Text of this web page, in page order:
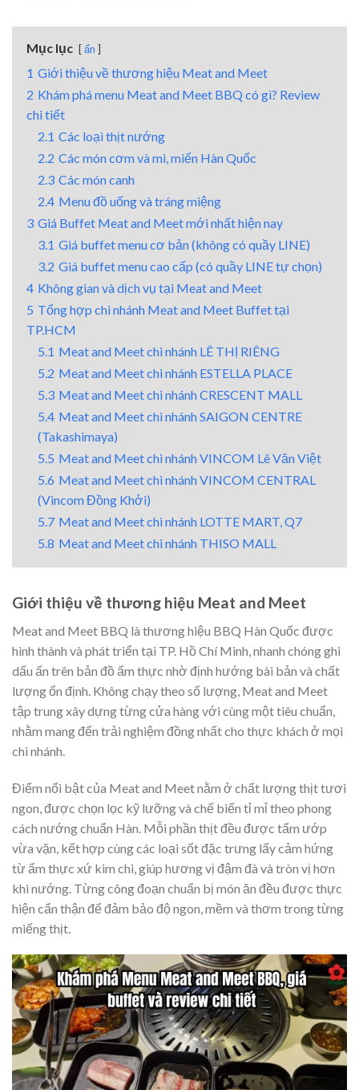
Mục lục ẩn
1 Giới thiệu về thương hiệu Meat and Meet
2 Khám phá menu Meat and Meet BBQ có gì? Review
chi tiết
2.1 Các loại thịt nướng
2.2 Các món cơm và mì, miến Hàn Quốc
2.3 Các món canh
2.4 Menu đồ uống và tráng miệng
3 Giá Buffet Meat and Meet mới nhất hiện nay
3.1 Giá buffet menu cơ bản (không có quầy LINE)
3.2 Giá buffet menu cao cấp (có quầy LINE tự chọn)
4 Không gian và dịch vụ tại Meat and Meet
5 Tổng hợp chi nhánh Meat and Meet Buffet tại
TP.HCM
5.1 Meat and Meet chi nhánh LÊ THỊ RIÊNG
5.2 Meat and Meet chi nhánh ESTELLA PLACE
5.3 Meat and Meet chi nhánh CRESCENT MALL
5.4 Meat and Meet chi nhánh SAIGON CENTRE
(Takashimaya)
5.5 Meat and Meet chi nhánh VINCOM Lê Văn Việt
5.6 Meat and Meet chi nhánh VINCOM CENTRAL
(Vincom Đồng Khởi)
5.7 Meat and Meet chi nhánh LOTTE MART, Q7
5.8 Meat and Meet chi nhánh THISO MALL
Giới thiệu về thương hiệu Meat and Meet
Meat and Meet BBQ là thương hiệu BBQ Hàn Quốc được
hình thành và phát triển tại TP. Hồ Chí Minh, nhanh chóng ghi
dấu ấn trên bản đồ ẩm thực nhờ định hướng bài bản và chất
lượng ổn định. Không chạy theo số lượng, Meat and Meet
tập trung xây dựng từng cửa hàng với cùng một tiêu chuẩn,
nhằm mang đến trải nghiệm đồng nhất cho thực khách ở mọi
chi nhánh.
Điểm nổi bật của Meat and Meet nằm ở chất lượng thịt tươi
ngon, được chọn lọc kỹ lưỡng và chế biến tỉ mỉ theo phong
cách nướng chuẩn Hàn. Mỗi phần thịt đều được tẩm ướp
vừa vặn, kết hợp cùng các loại sốt đặc trưng lấy cảm hứng
từ ẩm thực xứ kim chi, giúp hương vị đậm đà và tròn vị hơn
khi nướng. Từng công đoạn chuẩn bị món ăn đều được thực
hiện cẩn thận để đảm bảo độ ngon, mềm và thơm trong từng
miếng thịt.